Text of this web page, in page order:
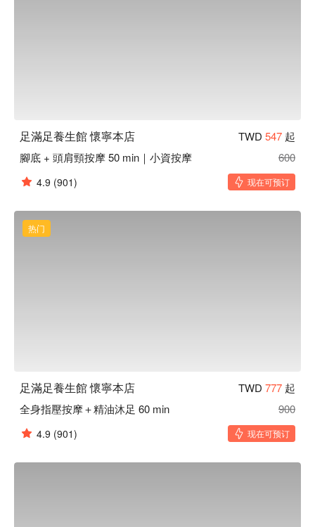
足滿足養生館 懷寧本店 TWD 547 起
腳底 + 頭肩頸按摩 50 min｜小資按摩
600
4.9 (901) 现在可预订
热门
足滿足養生館 懷寧本店 TWD 777 起
全身指壓按摩＋精油沐足 60 min
900
4.9 (901) 现在可预订